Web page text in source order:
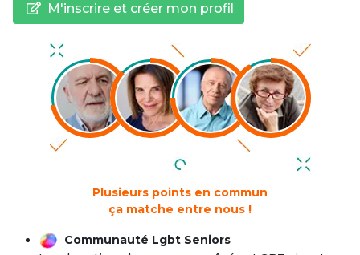
M'inscrire et créer mon profil
Plusieurs points en commun
ça matche entre nous !
Communauté Lgbt Seniors